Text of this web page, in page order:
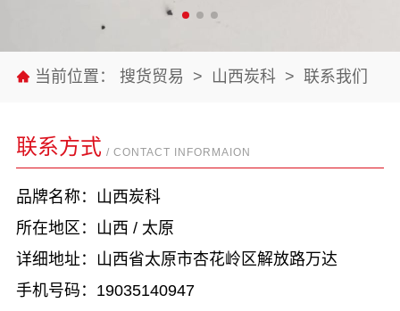
当前位置： 搜货贸易 > 山西炭科 > 联系我们
联系方式 / CONTACT INFORMAION
品牌名称：山西炭科
所在地区：山西 / 太原
详细地址：山西省太原市杏花岭区解放路万达
手机号码：19035140947